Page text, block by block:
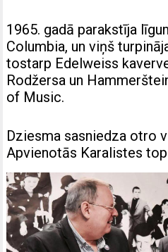
1965. gadā parakstīja
Columbia, un viņš
tostarp Edelweiss
Rodžersa un
of Music.
Dziesma sasniedza otro
Apvienotās Karalistes